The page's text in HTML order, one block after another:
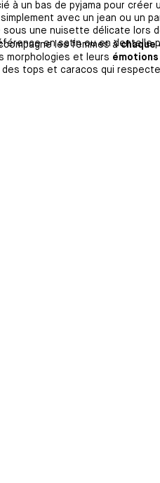
à un bas de pyjama pour
avec un jean ou un
sous une nuisette délicate lors
en satin ou en dentelle
les femmes àchaque
morphologies et leurs émotions
des tops et caracos qui